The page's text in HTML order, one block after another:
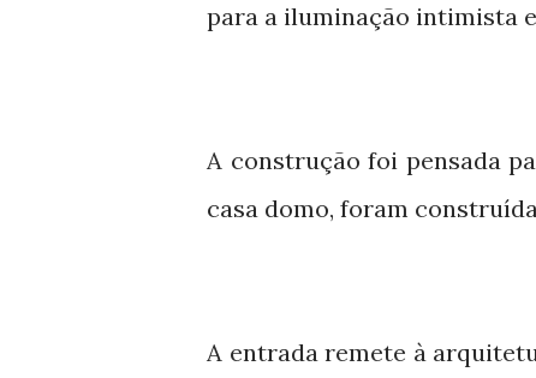
para a iluminação intimista
A construção foi pensada
casa domo, foram
A entrada remete à